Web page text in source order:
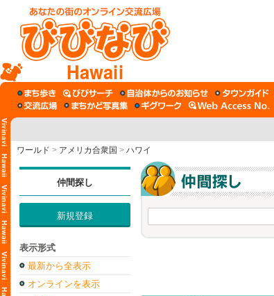
Hawaii
ワールド > アメリカ合衆国 > ハワイ
仲間探し
新規登録
表示形式
最新から全表示
オンラインを表示